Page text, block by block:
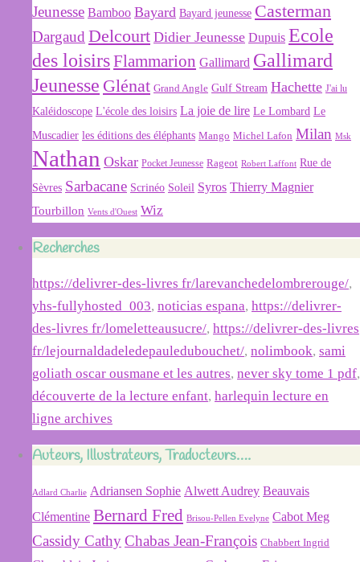
Jeunesse Bamboo Bayard Bayard jeunesse Casterman
Dargaud Delcourt Didier Jeunesse Dupuis Ecole
des loisirsFlammarion Gallimard Gallimard
Jeunesse Glénat Grand Angle Gulf Stream Hachette J'ai lu
Kaléidoscope L'école des loisirs La joie de lire Le Lombard Le
Muscadier les éditions des éléphants Mango Michel Lafon Milan Msk
Nathan Oskar Pocket Jeunesse Rageot Robert Laffont Rue de
Sèvres Sarbacane Scrinéo Soleil Syros Thierry Magnier
Tourbillon Vents d'Ouest Wiz
Recherches
https://delivrer-des-livres fr/larevanchedelombrerouge/,
yhs-fullyhosted_003, noticias espana, https://delivrer-
des-livres fr/lomeletteausucre/, https://delivrer-des-livres
fr/lejournaldadeledepauledubouchet/, nolimbook, sami
goliath oscar ousmane et les autres, never sky tome 1 pdf,
découverte de la lecture enfant, harlequin lecture en
ligne archives
Auteurs, Illustrateurs, Traducteurs….
Adlard Charlie Adriansen Sophie Alwett Audrey Beauvais
Clémentine Bernard Fred Brisou-Pellen Evelyne Cabot Meg
Cassidy CathyChabas Jean-François Chabbert Ingrid